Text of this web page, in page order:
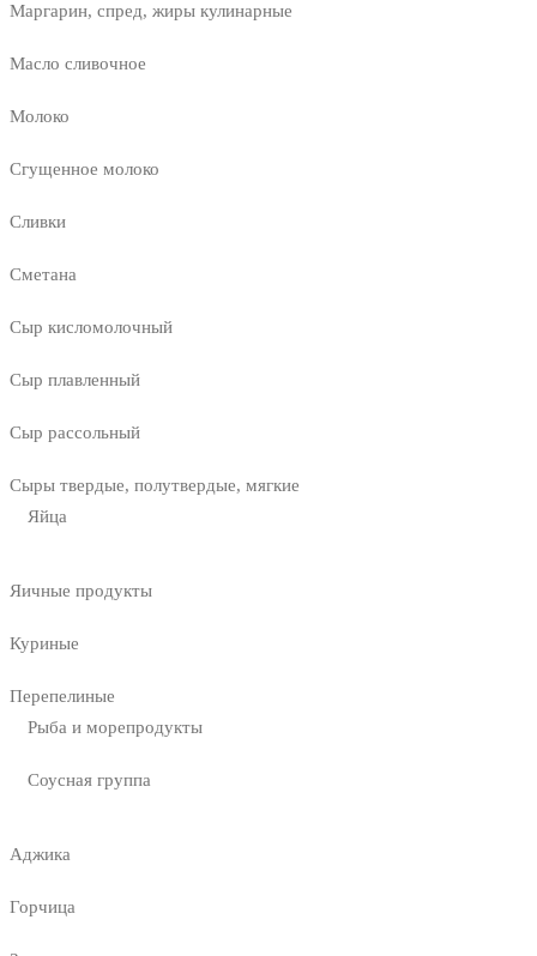
Маргарин, спред, жиры кулинарные
Масло сливочное
Молоко
Сгущенное молоко
Сливки
Сметана
Сыр кисломолочный
Сыр плавленный
Сыр рассольный
Сыры твердые, полутвердые, мягкие
Яйца
Яичные продукты
Куриные
Перепелиные
Рыба и морепродукты
Соусная группа
Аджика
Горчица